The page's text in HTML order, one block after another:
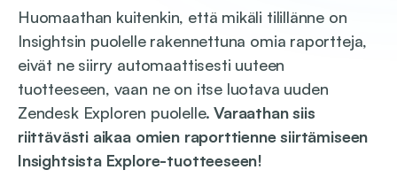
Huomaathan kuitenkin, että mikäli tilillänne on
Insightsin puolelle rakennettuna omia raportteja,
eivät ne siirry automaattisesti uuteen
tuotteeseen, vaan ne on itse luotava uuden
Zendesk Exploren puolelle.Varaathan siis
riittävästi aikaa omien raporttienne siirtämiseen
Insightsista Explore-tuotteeseen!